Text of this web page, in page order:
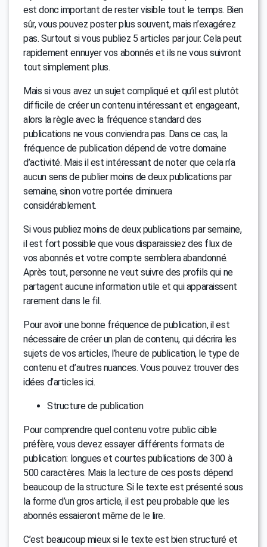
est donc important de rester visible tout le temps. Bien
sûr, vous pouvez poster plus souvent, mais n’exagérez
pas. Surtout si vous publiez 5 articles par jour. Cela peut
rapidement ennuyer vos abonnés et ils ne vous suivront
tout simplement plus.
Mais si vous avez un sujet compliqué et qu’il est plutôt
difficile de créer un contenu intéressant et engageant,
alors la règle avec la fréquence standard des
publications ne vous conviendra pas. Dans ce cas, la
fréquence de publication dépend de votre domaine
d’activité. Mais il est intéressant de noter que cela n’a
aucun sens de publier moins de deux publications par
semaine, sinon votre portée diminuera
considérablement.
Si vous publiez moins de deux publications par semaine,
il est fort possible que vous disparaissiez des flux de
vos abonnés et votre compte semblera abandonné.
Après tout, personne ne veut suivre des profils qui ne
partagent aucune information utile et qui apparaissent
rarement dans le fil.
Pour avoir une bonne fréquence de publication, il est
nécessaire de créer un plan de contenu, qui décrira les
sujets de vos articles, l’heure de publication, le type de
contenu et d’autres nuances. Vous pouvez trouver des
idées d’articles ici.
Structure de publication
Pour comprendre quel contenu votre public cible
préfère, vous devez essayer différents formats de
publication: longues et courtes publications de 300 à
500 caractères. Mais la lecture de ces posts dépend
beaucoup de la structure. Si le texte est présenté sous
la forme d’un gros article, il est peu probable que les
abonnés essaieront même de le lire.
C’est beaucoup mieux si le texte est bien structuré et